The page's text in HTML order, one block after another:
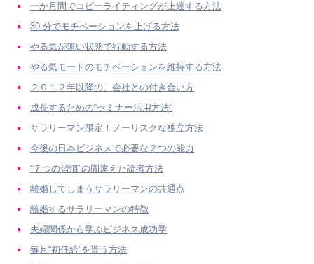
一か月間でコピーライティングが上達する方法
30 分でモチベーションを上げる方法
やる気が無い状態で行動する方法
やる気モードのモチベーションを維持する方法
２０１２年以降の、会社との付き合い方
成長するための“セミナー活用方法”
サラリーマン限定！ノーリスクな独立方法
今後の日本ビジネスで必要な２つの能力
“７つの習慣”の間違えた読者方法
離婚してしまうサラリーマンの共通点
離婚するサラリーマンの特徴
夫婦関係から学ぶビジネス成功学
毎月“初任給”を貰う方法